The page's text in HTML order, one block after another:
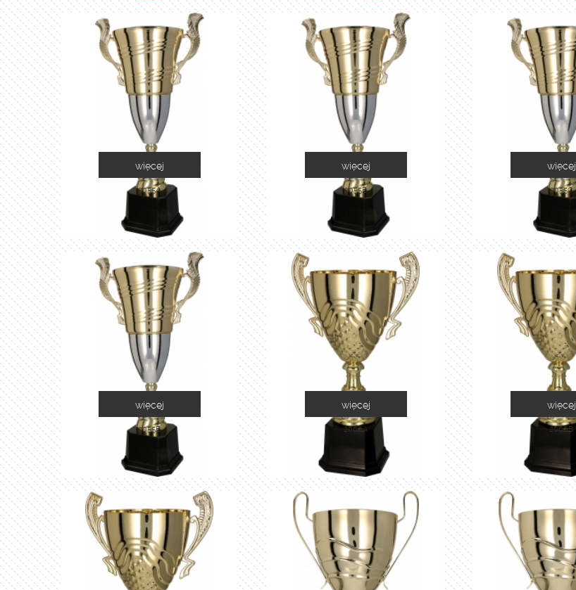
2055A
więcej
2055B
więcej
2055C
więcej
2055E
więcej
2060A
więcej
2060B
więcej